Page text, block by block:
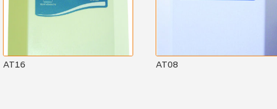
AT16 AT08